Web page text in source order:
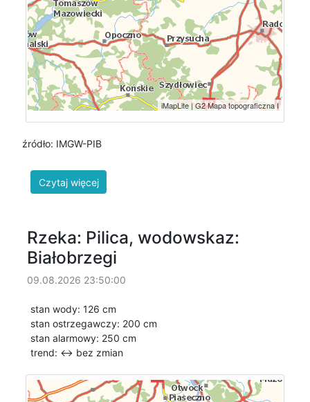
źródło: IMGW-PIB
Rzeka: Pilica, wodowskaz:
Białobrzegi
09.08.2026 23:50:00
stan wody: 126 cm
stan ostrzegawczy: 200 cm
stan alarmowy: 250 cm
trend: ↔ bez zmian